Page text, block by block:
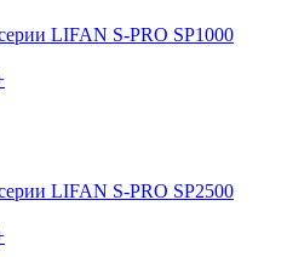
LIFAN S-PRO SP1000
LIFAN S-PRO SP2500